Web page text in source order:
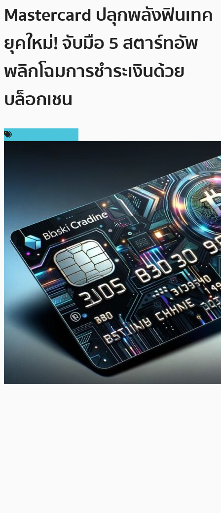
Mastercard ปลุกพลังฟินเทค
ยุคใหม่! จับมือ 5 สตาร์ทอัพ
พลิกโฉมการชำระเงินด้วย
บล็อกเชน